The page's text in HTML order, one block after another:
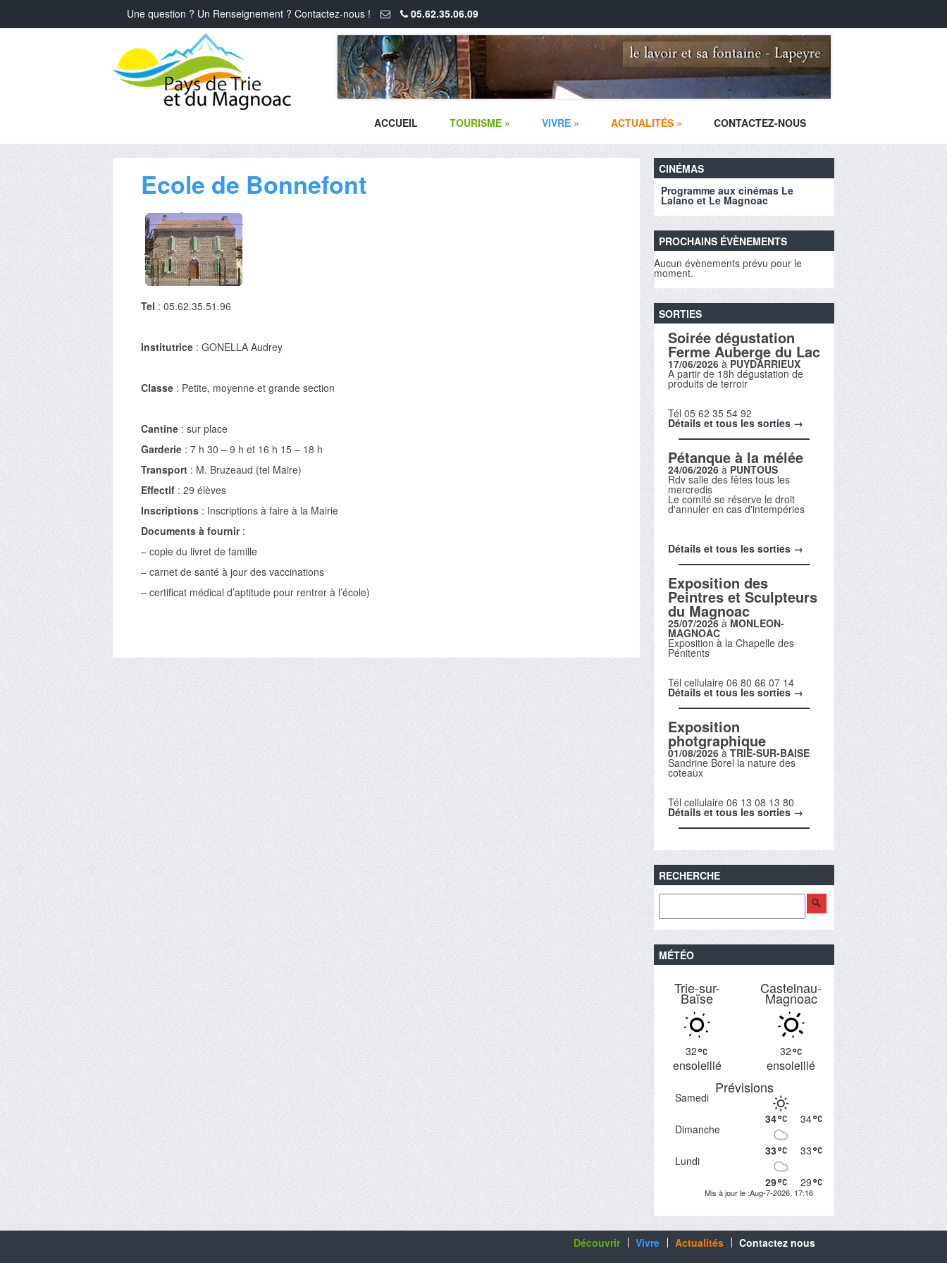
Une question ? Un Renseignement ? Contactez-nous ! 05.62.35.06.09
ACCUEIL TOURISME » VIVRE » ACTUALITÉS » CONTACTEZ-NOUS
Ecole de Bonnefont
Tel : 05.62.35.51.96
Institutrice : GONELLA Audrey
Classe : Petite, moyenne et grande section
Cantine : sur place
Garderie : 7 h 30 – 9 h et 16 h 15 – 18 h
Transport : M. Bruzeaud (tel Maire)
Effectif : 29 élèves
Inscriptions : Inscriptions à faire à la Mairie
Documents à fournir:
– copie du livret de famille
– carnet de santé à jour des vaccinations
– certificat médical d’aptitude pour rentrer à l’école)
CINÉMAS
Programme aux cinémas Le
Lalano et Le Magnoac
PROCHAINS ÉVÈNEMENTS
Aucun évènements prévu pour le
moment.
SORTIES
Soirée dégustation
Ferme Auberge du Lac
17/06/2026 à PUYDARRIEUX
A partir de 18h dégustation de
produits de terroir
Tél 05 62 35 54 92
Détails et tous les sorties →
Pétanque à la mélée
24/06/2026 à PUNTOUS
Rdv salle des fêtes tous les
mercredis
Le comité se réserve le droit
d'annuler en cas d'intempéries
Détails et tous les sorties →
Exposition des
Peintres et Sculpteurs
du Magnoac
25/07/2026 à MONLEON-
MAGNOAC
Exposition à la Chapelle des
Pénitents
Tél cellulaire 06 80 66 07 14
Détails et tous les sorties →
Exposition
photgraphique
01/08/2026à TRIE-SUR-BAISE
Sandrine Borel la nature des
coteaux
Tél cellulaire 06 13 08 13 80
Détails et tous les sorties →
RECHERCHE
MÉTÉO
Trie-sur-
Baïse
32
ensoleillé
Castelnau-
Magnoac
32
ensoleillé
Prévisions
Samedi
34
34
Dimanche
33
33
Lundi
29
29
Mis à jour le :Aug-7-2026, 17:16
Découvrir Vivre Actualités Contactez nous